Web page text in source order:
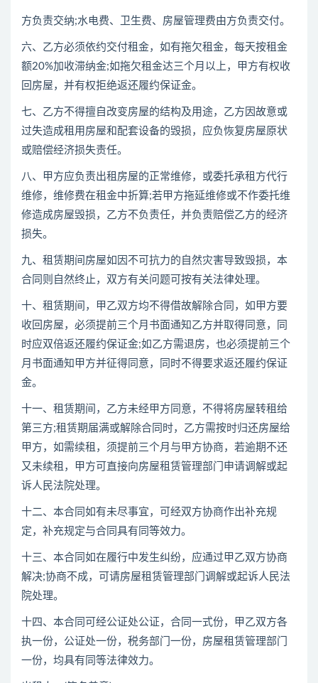
方负责交纳;水电费、卫生费、房屋管理费由方负责交付。
六、乙方必须依约交付租金，如有拖欠租金，每天按租金
额20%加收滞纳金;如拖欠租金达三个月以上，甲方有权收
回房屋，并有权拒绝返还履约保证金。
七、乙方不得擅自改变房屋的结构及用途，乙方因故意或
过失造成租用房屋和配套设备的毁损，应负恢复房屋原状
或赔偿经济损失责任。
八、甲方应负责出租房屋的正常维修，或委托承租方代行
维修，维修费在租金中折算;若甲方拖延维修或不作委托维
修造成房屋毁损，乙方不负责任，并负责赔偿乙方的经济
损失。
九、租赁期间房屋如因不可抗力的自然灾害导致毁损，本
合同则自然终止，双方有关问题可按有关法律处理。
十、租赁期间，甲乙双方均不得借故解除合同，如甲方要
收回房屋，必须提前三个月书面通知乙方并取得同意，同
时应双倍返还履约保证金;如乙方需退房，也必须提前三个
月书面通知甲方并征得同意，同时不得要求返还履约保证
金。
十一、租赁期间，乙方未经甲方同意，不得将房屋转租给
第三方;租赁期届满或解除合同时，乙方需按时归还房屋给
甲方，如需续租，须提前三个月与甲方协商，若逾期不还
又未续租，甲方可直接向房屋租赁管理部门申请调解或起
诉人民法院处理。
十二、本合同如有未尽事宜，可经双方协商作出补充规
定，补充规定与合同具有同等效力。
十三、本合同如在履行中发生纠纷，应通过甲乙双方协商
解决;协商不成，可请房屋租赁管理部门调解或起诉人民法
院处理。
十四、本合同可经公证处公证，合同一式份，甲乙双方各
执一份，公证处一份，税务部门一份，房屋租赁管理部门
一份，均具有同等法律效力。